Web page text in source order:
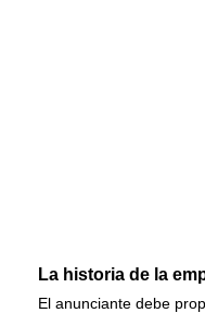
La historia de la
El anunciante debe